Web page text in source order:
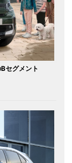
セグメント